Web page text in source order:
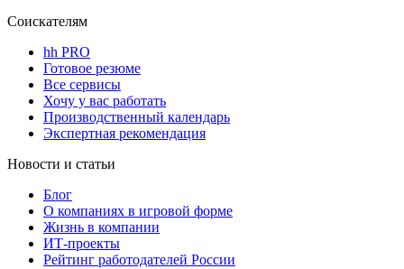
Соискателям
hh PRO
Готовое резюме
Все сервисы
Хочу у вас работать
Производственный календарь
Экспертная рекомендация
Новости и статьи
Блог
О компаниях в игровой форме
Жизнь в компании
ИТ-проекты
Рейтинг работодателей России